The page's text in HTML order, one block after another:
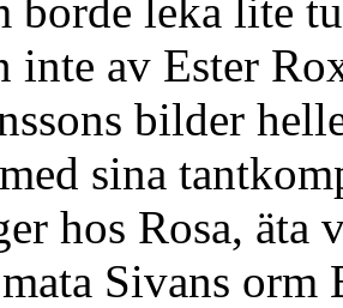
borde leka lite
inte av Ester
bilder
sina
hos Rosa, äta
Sivans orm